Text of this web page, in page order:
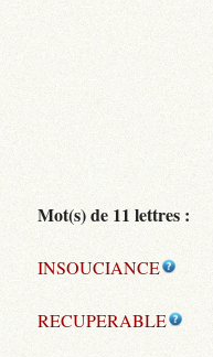
Mot(s) de 11 lettres :
INSOUCIANCE
RECUPERABLE